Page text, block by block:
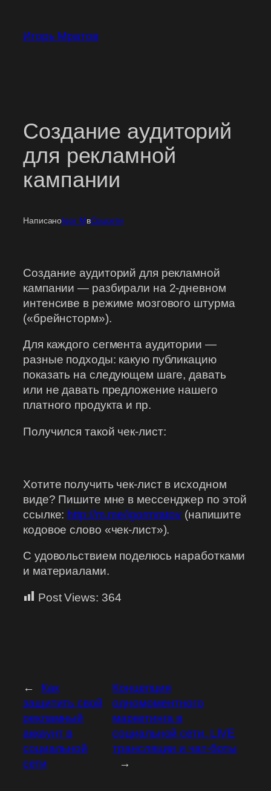
содержимому
Игорь Мратов
Создание аудиторий
для рекламной
кампании
НаписаноIgor MвСоцсети
Создание аудиторий для рекламной
кампании — разбирали на 2-дневном
интенсиве в режиме мозгового штурма
(«брейнсторм»).
Для каждого сегмента аудитории —
разные подходы: какую публикацию
показать на следующем шаге, давать
или не давать предложение нашего
платного продукта и пр.
Получился такой чек-лист:
Хотите получить чек-лист в исходном
виде? Пишите мне в мессенджер по этой
ссылке: http://m.me/igormratov (напишите
кодовое слово «чек-лист»).
С удовольствием поделюсь наработками
и материалами.
Post Views: 364
←
Как
защитить свой
рекламный
аккаунт в
социальной
сети
Концепция
одномоментного
маркетинга в
социальной сети. LIVE
трансляции и чат-боты
→